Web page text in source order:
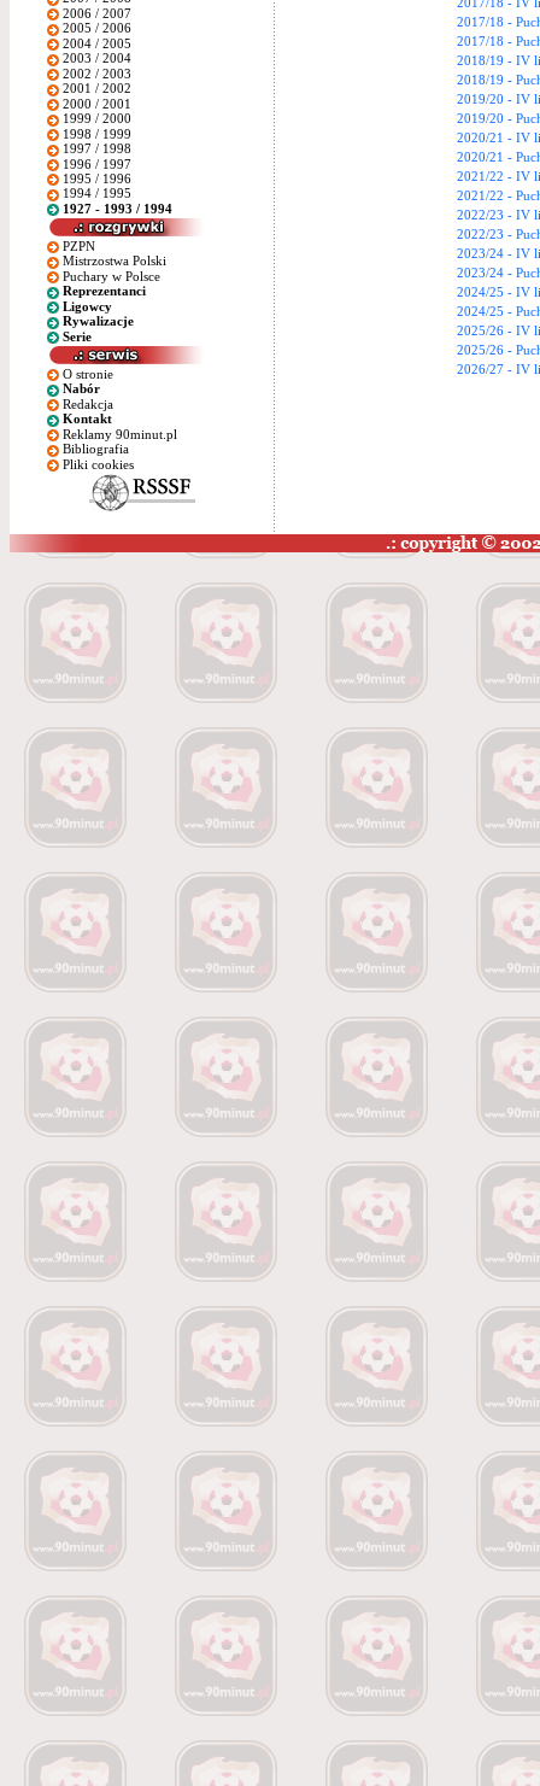
2006 / 2007
2005 / 2006
2004 / 2005
2003 / 2004
2002 / 2003
2001 / 2002
2000 / 2001
1999 / 2000
1998 / 1999
1997 / 1998
1996 / 1997
1995 / 1996
1994 / 1995
1927 - 1993 / 1994
PZPN
Mistrzostwa Polski
Puchary w Polsce
Reprezentanci
Ligowcy
Rywalizacje
Serie
O stronie
Nabór
Redakcja
Kontakt
Reklamy 90minut.pl
Bibliografia
Pliki cookies
2017/18 -
2017/18 -
2018/19 - IV
2018/19 -
2019/20 - IV
2019/20 -
2020/21 - IV
2020/21 -
2021/22 - IV
2021/22 -
2022/23 - IV
2022/23 -
2023/24 - IV
2023/24 -
2024/25 - IV
2024/25 -
2025/26 - IV
2025/26 -
2026/27 - IV